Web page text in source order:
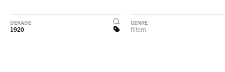
DEKADE
1920
GENRE
filtern